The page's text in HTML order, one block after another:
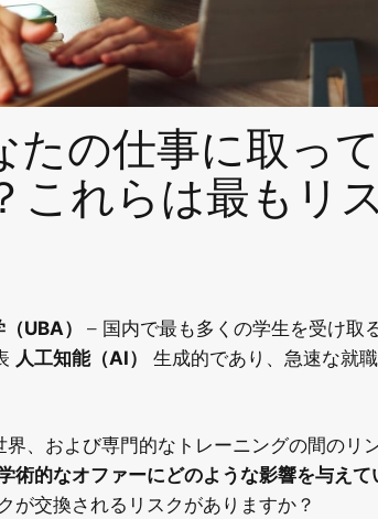
たの仕事に取っ
これらは最もリ
UBA）
– 国内で最も多くの学生を受け取
人工知能（AI）
生成的であり、急速な就
、および専門的なトレーニングの間のリ
術的なオファーにどのような影響を与え
が交換されるリスクがありますか？